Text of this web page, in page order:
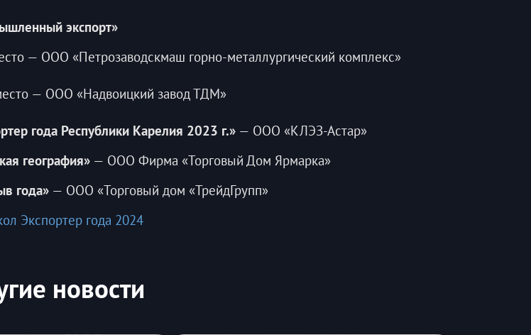
экспорт»
— ООО «Петрозаводскмаш горно-металлургический комплекс»
— ООО «Надвоицкий завод ТДМ»
года Республики Карелия 2023 г.»— ООО «КЛЭЗ-Астар»
география»— ООО Фирма «Торговый Дом Ярмарка»
года»— ООО «Торговый дом «ТрейдГрупп»
Экспортер года 2024
новости